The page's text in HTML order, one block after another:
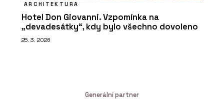
ARCHITEKTURA
Hotel Don Giovanni. Vzpomínka na
„devadesátky“, kdy bylo všechno dovoleno
25. 3. 2026
Generální partner